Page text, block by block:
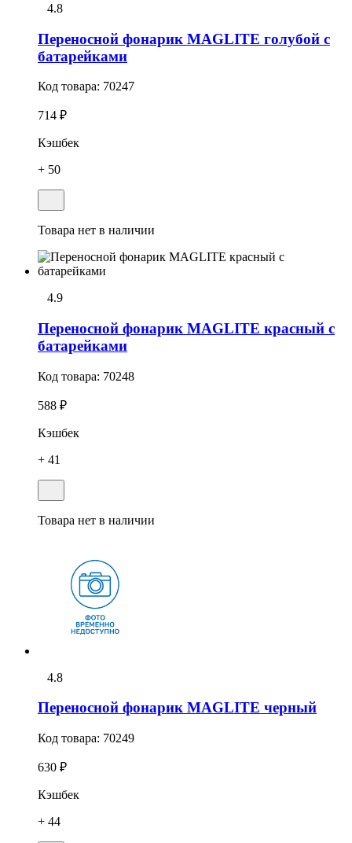
4.8
Переносной фонарик MAGLITE голубой c
батарейками
Код товара: 70247
714 ₽
Кэшбек
+ 50
Товара нет в наличии
4.9
Переносной фонарик MAGLITE красный с
батарейками
Код товара: 70248
588 ₽
Кэшбек
+ 41
Товара нет в наличии
4.8
Переносной фонарик MAGLITE черный
Код товара: 70249
630 ₽
Кэшбек
+ 44